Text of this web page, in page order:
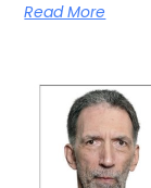
Read More